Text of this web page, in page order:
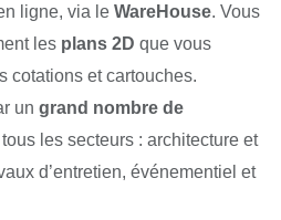
ligne, via le WareHouse. Vous
les plans 2D que vous
cotations et cartouches.
un grand nombre de
les secteurs : architecture et
d’entretien, événementiel et